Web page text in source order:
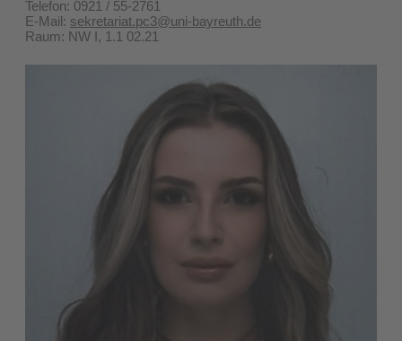
Telefon: 0921 / 55-2761
E-Mail: sekretariat.pc3@uni-bayreuth.de
Raum: NW I, 1.1 02.21